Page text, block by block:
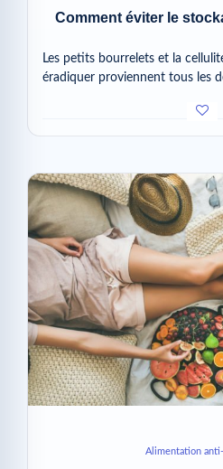
Comment éviter le
Les petits bourrelets et la
éradiquer proviennent tous les
Alimentation